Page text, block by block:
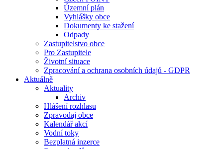
Územní plán
Vyhlášky obce
Dokumenty ke stažení
Odpady
Zastupitelstvo obce
Pro Zastupitele
Životní situace
Zpracování a ochrana osobních údajů - GDPR
Aktuálně
Aktuality
Archiv
Hlášení rozhlasu
Zpravodaj obce
Kalendář akcí
Vodní toky
Bezplatná inzerce